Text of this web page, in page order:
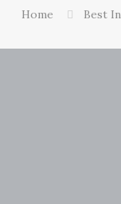
Home Best